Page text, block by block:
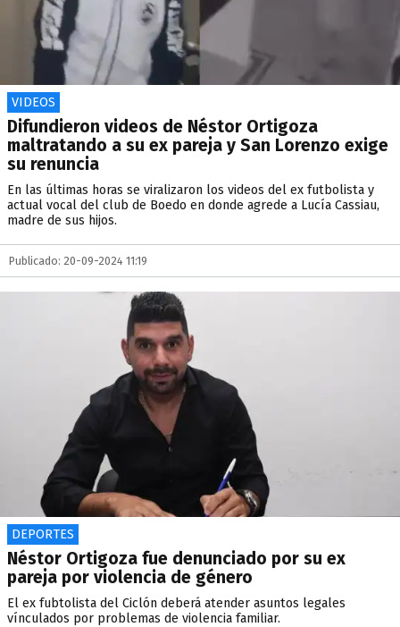
VIDEOS
Difundieron videos de Néstor Ortigoza
maltratando a su ex pareja y San Lorenzo exige
su renuncia
En las últimas horas se viralizaron los videos del ex futbolista y
actual vocal del club de Boedo en donde agrede a Lucía Cassiau,
madre de sus hijos.
Publicado: 20-09-2024 11:19
DEPORTES
Néstor Ortigoza fue denunciado por su ex
pareja por violencia de género
El ex fubtolista del Ciclón deberá atender asuntos legales
vínculados por problemas de violencia familiar.